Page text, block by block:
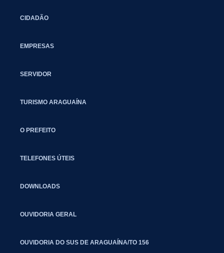
CIDADÃO
EMPRESAS
SERVIDOR
TURISMO ARAGUAÍNA
O PREFEITO
TELEFONES ÚTEIS
DOWNLOADS
OUVIDORIA GERAL
OUVIDORIA DO SUS DE ARAGUAÍNA/TO 156